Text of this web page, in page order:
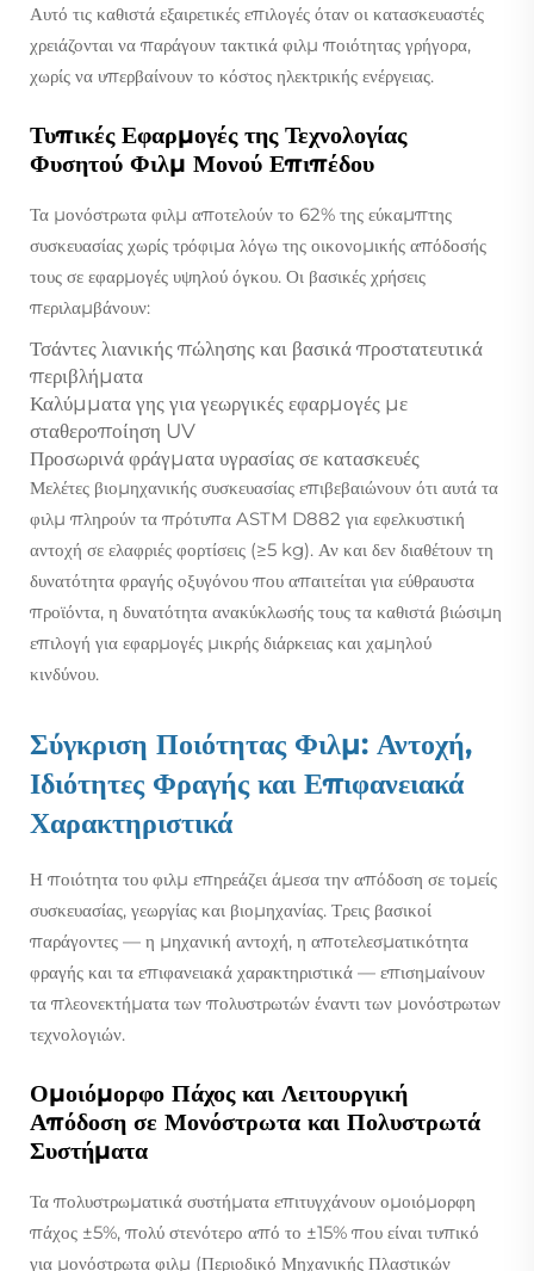
Αυτό τις καθιστά εξαιρετικές επιλογές όταν οι κατασκευαστές
χρειάζονται να παράγουν τακτικά φιλμ ποιότητας γρήγορα,
χωρίς να υπερβαίνουν το κόστος ηλεκτρικής ενέργειας.
Τυπικές Εφαρμογές της Τεχνολογίας
Φυσητού Φιλμ Μονού Επιπέδου
Τα μονόστρωτα φιλμ αποτελούν το 62% της εύκαμπτης
συσκευασίας χωρίς τρόφιμα λόγω της οικονομικής απόδοσής
τους σε εφαρμογές υψηλού όγκου. Οι βασικές χρήσεις
περιλαμβάνουν:
Τσάντες λιανικής πώλησης και βασικά προστατευτικά
περιβλήματα
Καλύμματα γης για γεωργικές εφαρμογές με
σταθεροποίηση UV
Προσωρινά φράγματα υγρασίας σε κατασκευές
Μελέτες βιομηχανικής συσκευασίας επιβεβαιώνουν ότι αυτά τα
φιλμ πληρούν τα πρότυπα ASTM D882 για εφελκυστική
αντοχή σε ελαφριές φορτίσεις (≥5 kg). Αν και δεν διαθέτουν τη
δυνατότητα φραγής οξυγόνου που απαιτείται για εύθραυστα
προϊόντα, η δυνατότητα ανακύκλωσής τους τα καθιστά βιώσιμη
επιλογή για εφαρμογές μικρής διάρκειας και χαμηλού
κινδύνου.
Σύγκριση Ποιότητας Φιλμ: Αντοχή,
Ιδιότητες Φραγής και Επιφανειακά
Χαρακτηριστικά
Η ποιότητα του φιλμ επηρεάζει άμεσα την απόδοση σε τομείς
συσκευασίας, γεωργίας και βιομηχανίας. Τρεις βασικοί
παράγοντες — η μηχανική αντοχή, η αποτελεσματικότητα
φραγής και τα επιφανειακά χαρακτηριστικά — επισημαίνουν
τα πλεονεκτήματα των πολυστρωτών έναντι των μονόστρωτων
τεχνολογιών.
Ομοιόμορφο Πάχος και Λειτουργική
Απόδοση σε Μονόστρωτα και Πολυστρωτά
Συστήματα
Τα πολυστρωματικά συστήματα επιτυγχάνουν ομοιόμορφη
πάχος ±5%, πολύ στενότερο από το ±15% που είναι τυπικό
για μονόστρωτα φιλμ (Περιοδικό Μηχανικής Πλαστικών